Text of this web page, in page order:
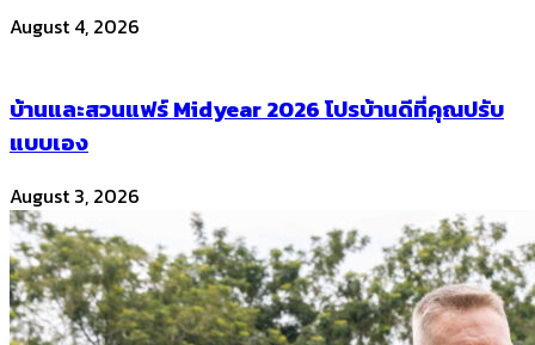
August 4, 2026
บ้านและสวนแฟร์ Midyear 2026 โปรบ้านดีที่คุณปรับ
แบบเอง
August 3, 2026